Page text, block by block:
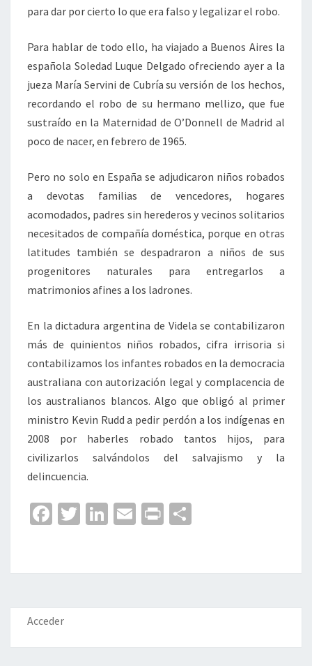
para dar por cierto lo que era falso y legalizar el robo.
Para hablar de todo ello, ha viajado a Buenos Aires la
española Soledad Luque Delgado ofreciendo ayer a la
jueza María Servini de Cubría su versión de los hechos,
recordando el robo de su hermano mellizo, que fue
sustraído en la Maternidad de O’Donnell de Madrid al
poco de nacer, en febrero de 1965.
Pero no solo en España se adjudicaron niños robados
a devotas familias de vencedores, hogares
acomodados, padres sin herederos y vecinos solitarios
necesitados de compañía doméstica, porque en otras
latitudes también se despadraron a niños de sus
progenitores naturales para entregarlos a
matrimonios afines a los ladrones.
En la dictadura argentina de Videla se contabilizaron
más de quinientos niños robados, cifra irrisoria si
contabilizamos los infantes robados en la democracia
australiana con autorización legal y complacencia de
los australianos blancos. Algo que obligó al primer
ministro Kevin Rudd a pedir perdón a los indígenas en
2008 por haberles robado tantos hijos, para
civilizarlos salvándolos del salvajismo y la
delincuencia.
Fa
o
o
k
T
er
Li
dI
n
E
l
Pr
p
ar
Acceder